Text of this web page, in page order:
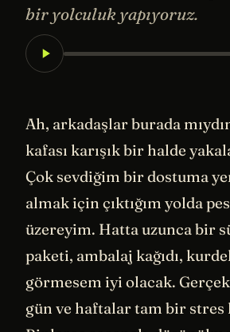
bir yolculuk yapıyoruz.
Ah, arkadaşlar burada
kafası karışık bir halde
Çok sevdiğim bir dostuma
almak için çıktığım yolda
üzereyim. Hatta uzunca bir
paketi, ambalaj kağıdı,
görmesem iyi olacak.
gün ve haftalar tam bir